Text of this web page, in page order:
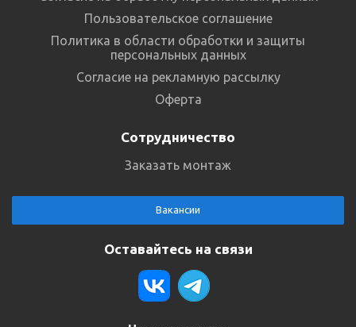
Пользовательское соглашение
Политика в области обработки и защиты
персональных данных
Согласие на рекламную рассылку
Оферта
Сотрудничество
Заказать монтаж
Вакансии
Оставайтесь на связи